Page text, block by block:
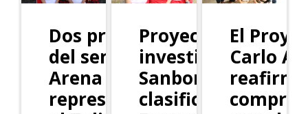
Dos proyectos
del semillero
Arena y Aceite
representarán
Proyecto de
investigación
Sanboni
clasifica al
El
Carlo